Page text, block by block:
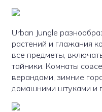
Urban Jungle
растений и глажания
все предметы,
тайники. Комнаты
верандами, зимние
домашними штуками и